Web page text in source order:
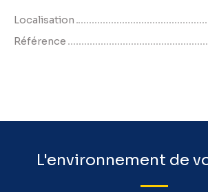
Localisation
Référence
L'environnement de